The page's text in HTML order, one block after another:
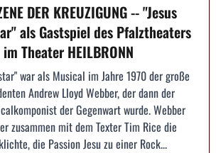
DER KREUZIGUNG -- "Jesus
als Gastspiel des Pfalztheaters
Theater HEILBRONN
war als Musical im Jahre 1970 der große
Andrew Lloyd Webber, der dann der
der Gegenwart wurde. Webber
zusammen mit dem Texter Tim Rice die
die Passion Jesu zu einer Rock...